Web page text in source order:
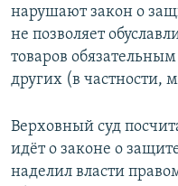
нарушают закон о
не позволяет
товаров
других (в частности,
Верховный суд
идёт о законе о
наделил власти